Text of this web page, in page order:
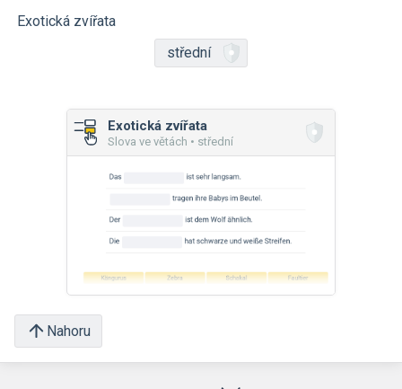
Exotická zvířata
střední
Exotická zvířata
Slova ve větách • střední
Nahoru